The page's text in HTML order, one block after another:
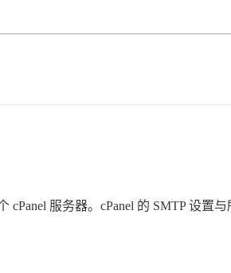
服务器。cPanel 的 SMTP 设置与